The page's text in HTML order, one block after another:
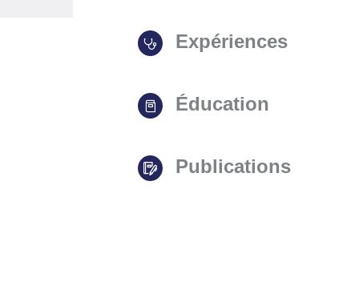
Expériences
Éducation
Publications